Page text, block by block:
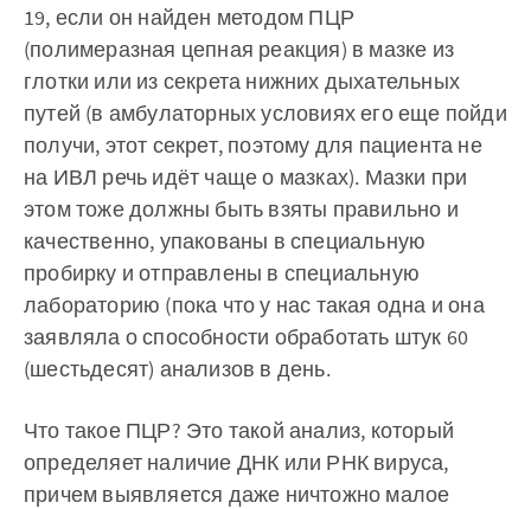
19, если он найден методом ПЦР
(полимеразная цепная реакция) в мазке из
глотки или из секрета нижних дыхательных
путей (в амбулаторных условиях его еще пойди
получи, этот секрет, поэтому для пациента не
на ИВЛ речь идёт чаще о мазках). Мазки при
этом тоже должны быть взяты правильно и
качественно, упакованы в специальную
пробирку и отправлены в специальную
лабораторию (пока что у нас такая одна и она
заявляла о способности обработать штук 60
(шестьдесят) анализов в день.
Что такое ПЦР? Это такой анализ, который
определяет наличие ДНК или РНК вируса,
причем выявляется даже ничтожно малое